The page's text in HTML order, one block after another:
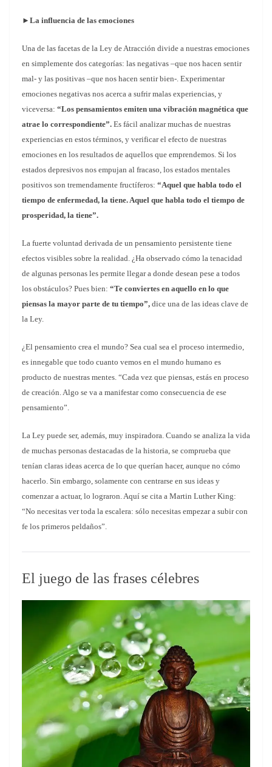
► La influencia de las emociones
Una de las facetas de la Ley de Atracción divide a nuestras emociones
en simplemente dos categorías: las negativas –que nos hacen sentir
mal- y las positivas –que nos hacen sentir bien-. Experimentar
emociones negativas nos acerca a sufrir malas experiencias, y
viceversa: “Los pensamientos emiten una vibración magnética que
atrae lo correspondiente”. Es fácil analizar muchas de nuestras
experiencias en estos términos, y verificar el efecto de nuestras
emociones en los resultados de aquellos que emprendemos. Si los
estados depresivos nos empujan al fracaso, los estados mentales
positivos son tremendamente fructíferos: “Aquel que habla todo el
tiempo de enfermedad, la tiene. Aquel que habla todo el tiempo de
prosperidad, la tiene”.
La fuerte voluntad derivada de un pensamiento persistente tiene
efectos visibles sobre la realidad. ¿Ha observado cómo la tenacidad
de algunas personas les permite llegar a donde desean pese a todos
los obstáculos? Pues bien: “Te conviertes en aquello en lo que
piensas la mayor parte de tu tiempo”, dice una de las ideas clave de
la Ley.
¿El pensamiento crea el mundo? Sea cual sea el proceso intermedio,
es innegable que todo cuanto vemos en el mundo humano es
producto de nuestras mentes. “Cada vez que piensas, estás en proceso
de creación. Algo se va a manifestar como consecuencia de ese
pensamiento”.
La Ley puede ser, además, muy inspiradora. Cuando se analiza la vida
de muchas personas destacadas de la historia, se comprueba que
tenían claras ideas acerca de lo que querían hacer, aunque no cómo
hacerlo. Sin embargo, solamente con centrarse en sus ideas y
comenzar a actuar, lo lograron. Aquí se cita a Martin Luther King:
“No necesitas ver toda la escalera: sólo necesitas empezar a subir con
fe los primeros peldaños”.
El juego de las frases célebres